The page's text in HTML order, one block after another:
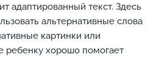
адаптированный текст. Здесь
альтернативные слова
картинки или
ребенку хорошо помогает